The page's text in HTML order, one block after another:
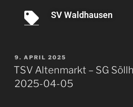
SV Waldhausen
9. APRIL 2025
TSV Altenmarkt – SG
2025-04-05